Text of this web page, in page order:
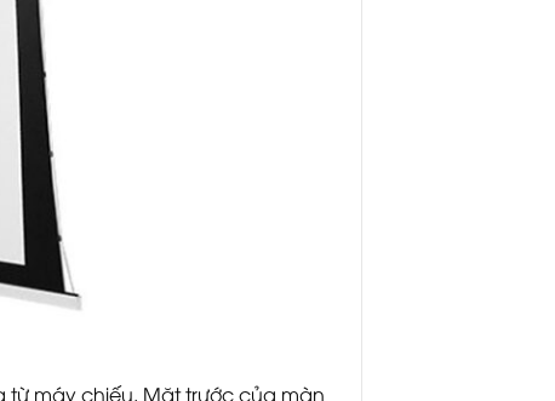
từ máy chiếu. Mặt trước của màn